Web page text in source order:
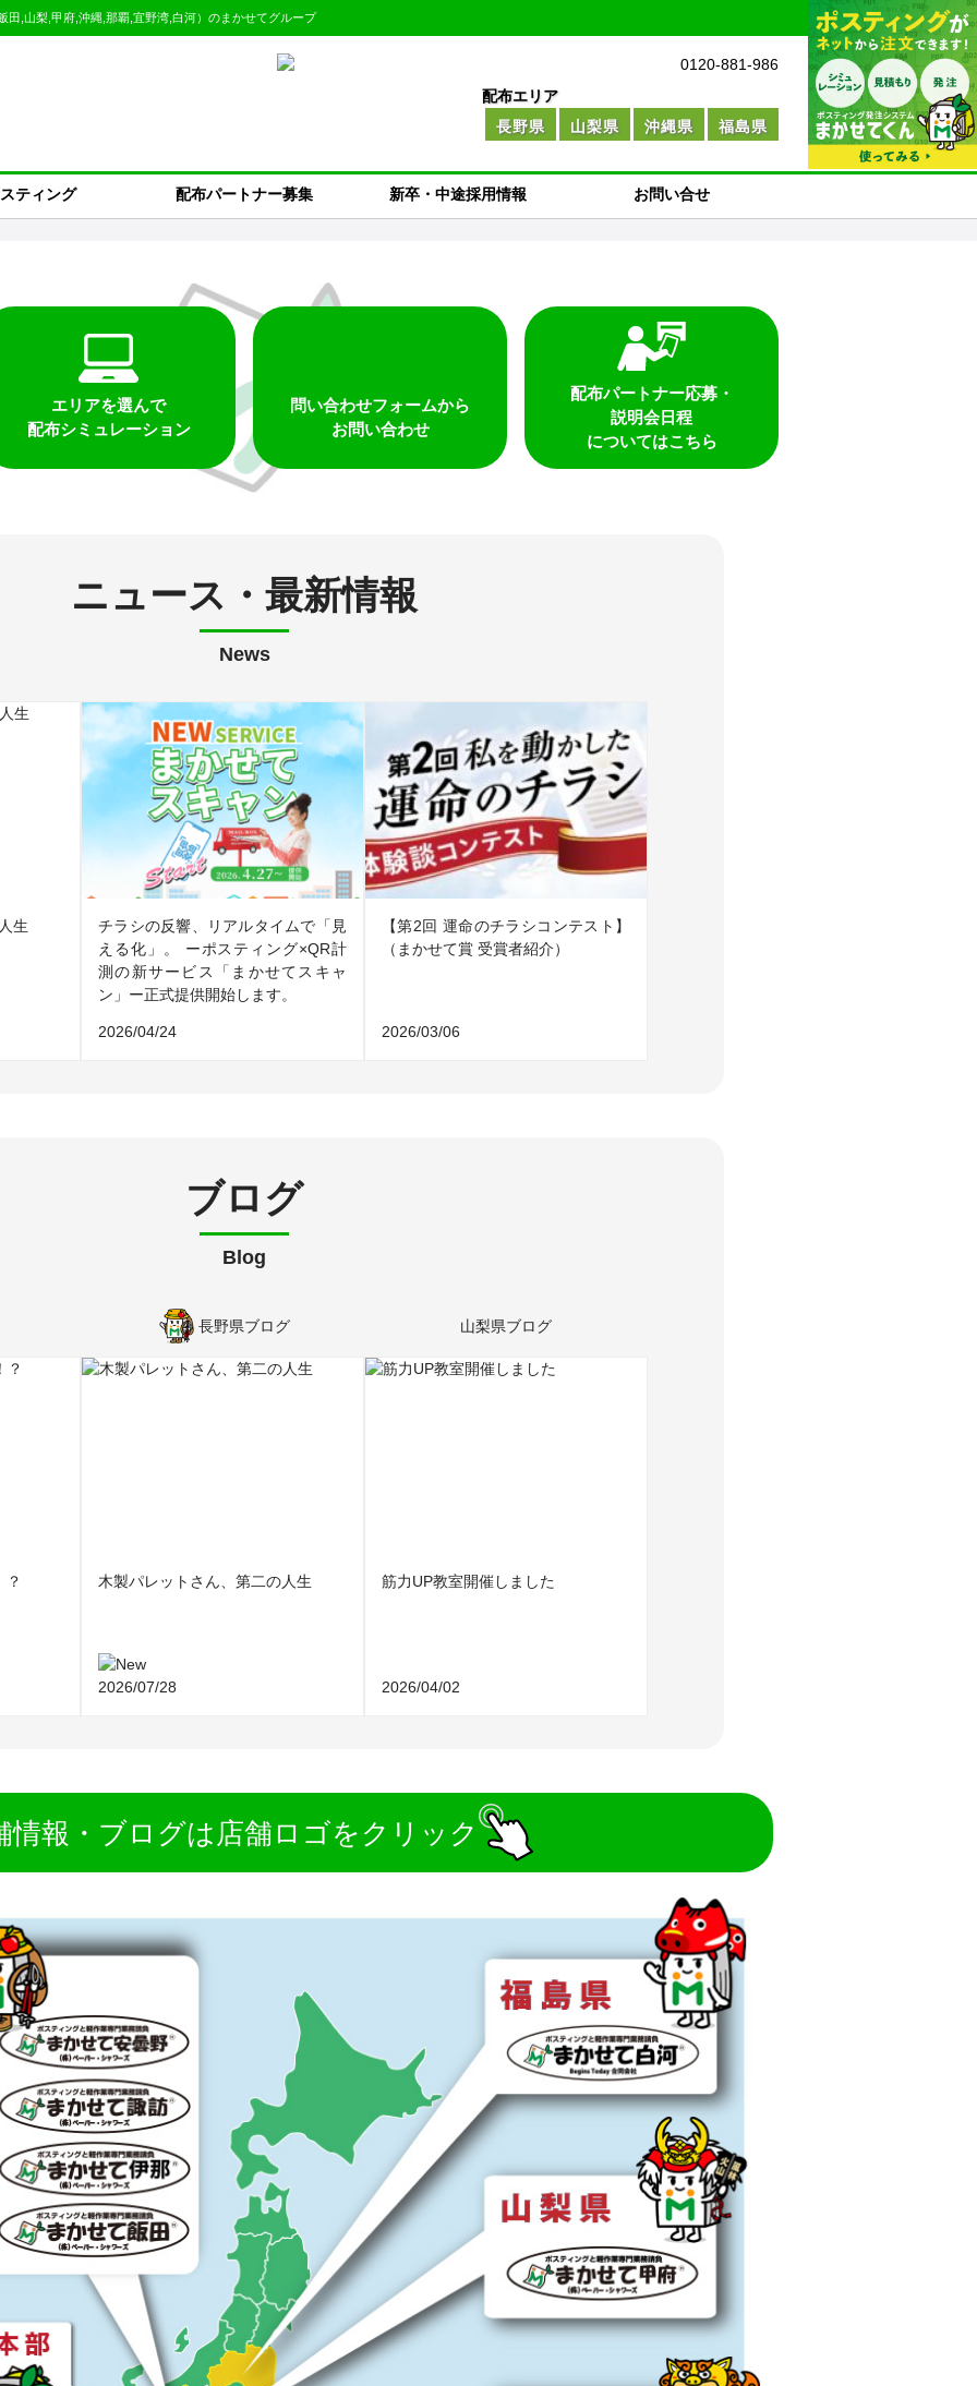
ラシが、人 生を 変える こ と もあ る
,山梨,甲府,沖縄,那覇,宜野湾,白河）のまかせてグループ
配布エリア
長野県
山梨県 沖縄県 福島県
ティング 配布パートナー募集 新卒・中途採用情報 お問い合せ
エリアを選んで
配布シミュレーション
問い合わせフォームから
お問い合わせ
配布パートナー応募・
説明会日程
についてはこちら
ニュース・最新情報
News
生
チラシの反響、リアルタイムで「見
える化」。 ーポスティング×QR計
測の新サービス「まかせてスキャ
ン」ー正式提供開始します。
2026/04/24
【第2回 運命のチラシコンテスト】
（まかせて賞 受賞者紹介）
2026/03/06
ブログ
Blog
？
長野県ブログ
木製パレットさん、第二の人生
2026/07/28
山梨県ブログ
筋力UP教室開催しました
2026/04/02
情報・ブログは店舗ロゴをクリック